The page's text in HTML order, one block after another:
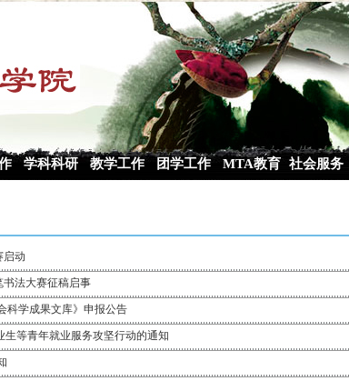
学科科研 教学工作 团学工作 MTA教育 社会服务
启动
法大赛征稿启事
科学成果文库》申报公告
生等青年就业服务攻坚行动的通知